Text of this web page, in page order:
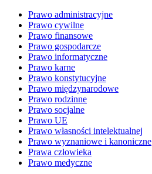
Prawo administracyjne
Prawo cywilne
Prawo finansowe
Prawo gospodarcze
Prawo informatyczne
Prawo karne
Prawo konstytucyjne
Prawo międzynarodowe
Prawo rodzinne
Prawo socjalne
Prawo UE
Prawo własności intelektualnej
Prawo wyznaniowe i kanoniczne
Prawa człowieka
Prawo medyczne